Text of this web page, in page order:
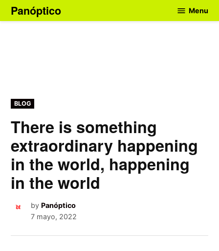
Skip
to
Panóptico Menu
POSTED
IN
BLOG
There is something
extraordinary happening
in the world, happening
in the world
by Panóptico
7 mayo, 2022